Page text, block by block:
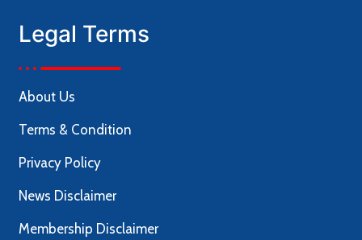
Legal Terms
About Us
Terms & Condition
Privacy Policy
News Disclaimer
Membership Disclaimer